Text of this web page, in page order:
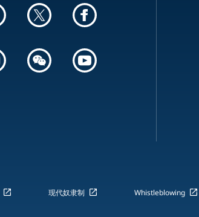
现代奴隶制 Whistleblowing